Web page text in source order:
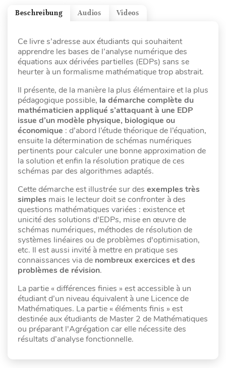
Videos
Audios
Beschreibung
Ce livre s’adresse aux étudiants qui souhaitent
apprendre les bases de l’analyse numérique des
équations aux dérivées partielles (EDPs) sans se
heurter à un formalisme mathématique trop abstrait.
Il présente, de la manière la plus élémentaire et la plus
pédagogique possible, la démarche complète du
mathématicien appliqué s’attaquant à une EDP
issue d’un modèle physique, biologique ou
économique : d’abord l’étude théorique de l’équation,
ensuite la détermination de schémas numériques
pertinents pour calculer une bonne approximation de
la solution et enfin la résolution pratique de ces
schémas par des algorithmes adaptés.
Cette démarche est illustrée sur des exemples très
simples mais le lecteur doit se confronter à des
questions mathématiques variées : existence et
unicité des solutions d'EDPs, mise en œuvre de
schémas numériques, méthodes de résolution de
systèmes linéaires ou de problèmes d'optimisation,
etc. Il est aussi invité à mettre en pratique ses
connaissances via de nombreux exercices et des
problèmes de révision.
La partie « différences finies » est accessible à un
étudiant d’un niveau équivalent à une Licence de
Mathématiques. La partie « éléments finis » est
destinée aux étudiants de Master 2 de Mathématiques
ou préparant l'Agrégation car elle nécessite des
résultats d’analyse fonctionnelle.